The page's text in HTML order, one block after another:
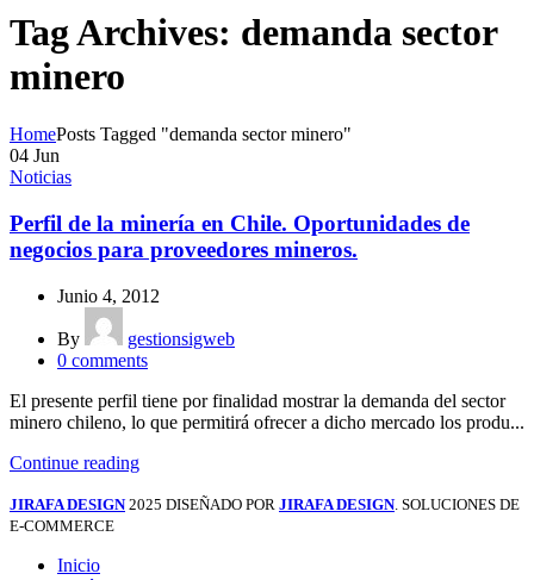
Tag Archives: demanda sector
minero
HomePosts Tagged "demanda sector minero"
04 Jun
Noticias
Perfil de la minería en Chile. Oportunidades de
negocios para proveedores mineros.
Junio 4, 2012
By
gestionsigweb
0 comments
El presente perfil tiene por finalidad mostrar la demanda del sector
minero chileno, lo que permitirá ofrecer a dicho mercado los produ...
Continue reading
JIRAFA DESIGN 2025 DISEÑADO POR JIRAFA DESIGN. SOLUCIONES DE
E-COMMERCE
Inicio